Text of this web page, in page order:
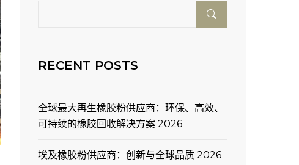
RECENT POSTS
全球最大再生橡胶粉供应商：环保、高效、
可持续的橡胶回收解决方案 2026
埃及橡胶粉供应商：创新与全球品质 2026